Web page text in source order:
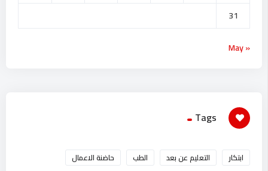
31
« May
Tags
ابتكار التعليم عن بعد الطب
حاضنة الاعمال